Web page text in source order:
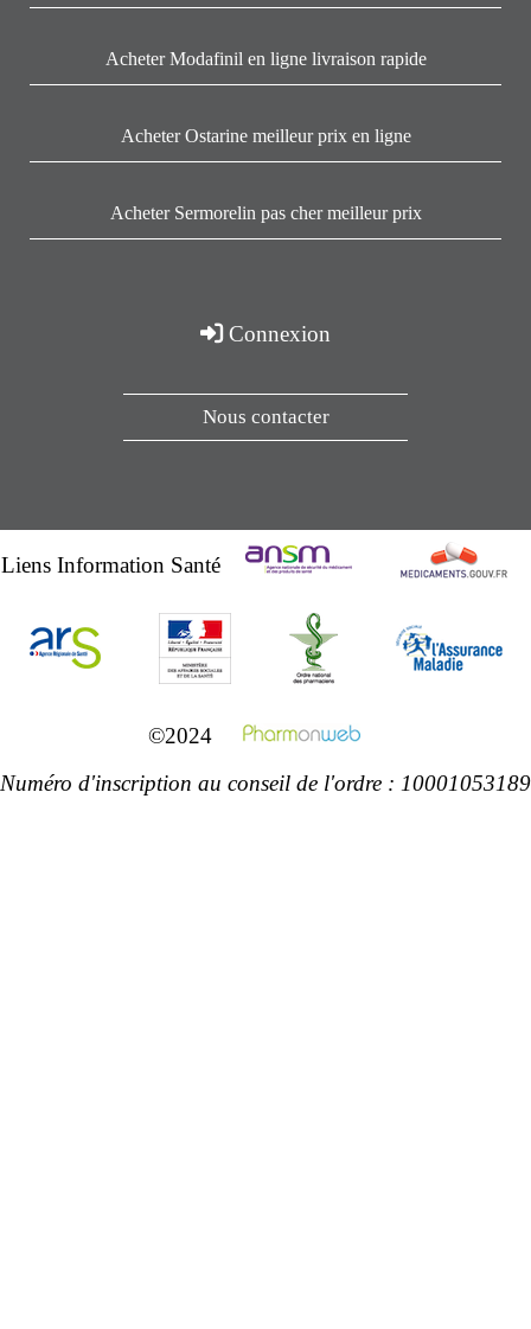
Acheter Modafinil en ligne livraison rapide
Acheter Ostarine meilleur prix en ligne
Acheter Sermorelin pas cher meilleur prix
Connexion
Nous contacter
Liens Information Santé
©2024
Numéro d'inscription au conseil de l'ordre : 10001053189